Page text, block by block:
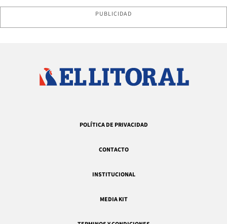
PUBLICIDAD
POLÍTICA DE PRIVACIDAD
CONTACTO
INSTITUCIONAL
MEDIA KIT